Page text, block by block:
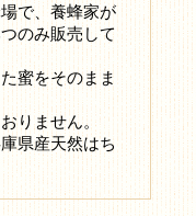
で、養蜂家が
のみ販売して
蜜をそのまま
りません。
県産天然はち